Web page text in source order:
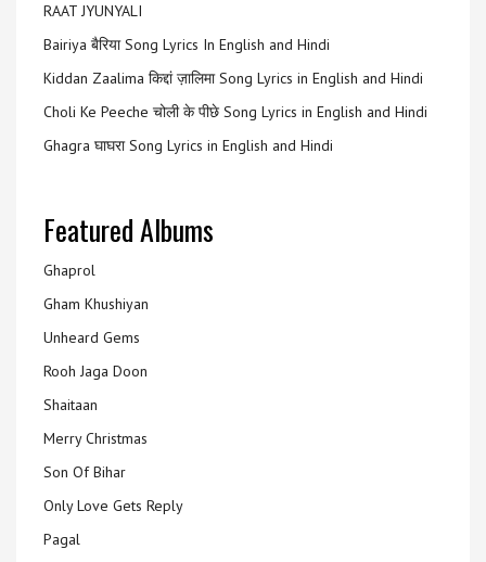
RAAT JYUNYALI
Bairiya बैरिया Song Lyrics In English and Hindi
Kiddan Zaalima किद्दां ज़ालिमा Song Lyrics in English and Hindi
Choli Ke Peeche चोली के पीछे Song Lyrics in English and Hindi
Ghagra घाघरा Song Lyrics in English and Hindi
Featured Albums
Ghaprol
Gham Khushiyan
Unheard Gems
Rooh Jaga Doon
Shaitaan
Merry Christmas
Son Of Bihar
Only Love Gets Reply
Pagal